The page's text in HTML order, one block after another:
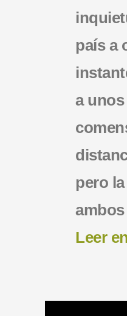
país a
a
pero
Leer